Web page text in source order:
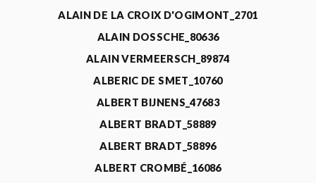
ALAIN DE LA CROIX D'OGIMONT_2701
ALAIN DOSSCHE_80636
ALAIN VERMEERSCH_89874
ALBERIC DE SMET_10760
ALBERT BIJNENS_47683
ALBERT BRADT_58889
ALBERT BRADT_58896
ALBERT CROMBÉ_16086